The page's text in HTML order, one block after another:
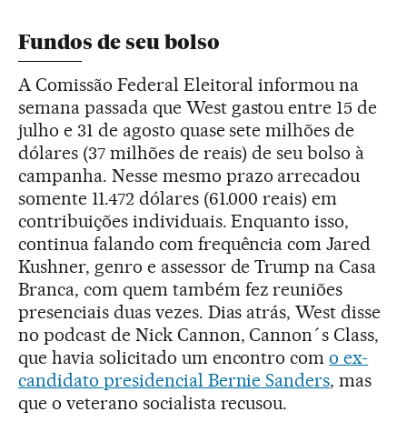
Fundos de seu bolso
A Comissão Federal Eleitoral informou na
semana passada que West gastou entre 15 de
julho e 31 de agosto quase sete milhões de
dólares (37 milhões de reais) de seu bolso à
campanha. Nesse mesmo prazo arrecadou
somente 11.472 dólares (61.000 reais) em
contribuições individuais. Enquanto isso,
continua falando com frequência com Jared
Kushner, genro e assessor de Trump na Casa
Branca, com quem também fez reuniões
presenciais duas vezes. Dias atrás, West disse
no podcast de Nick Cannon, Cannon´s Class,
que havia solicitado um encontro como ex-
candidato presidencial Bernie Sanders, mas
que o veterano socialista recusou.